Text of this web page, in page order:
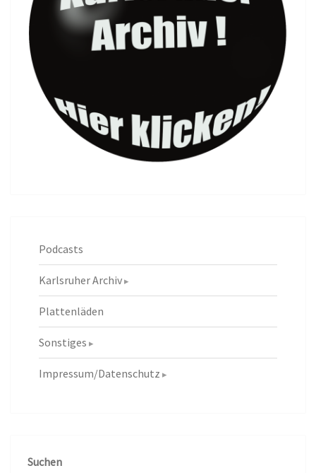
Podcasts
Karlsruher Archiv
Plattenläden
Sonstiges
Impressum/Datenschutz
Suchen